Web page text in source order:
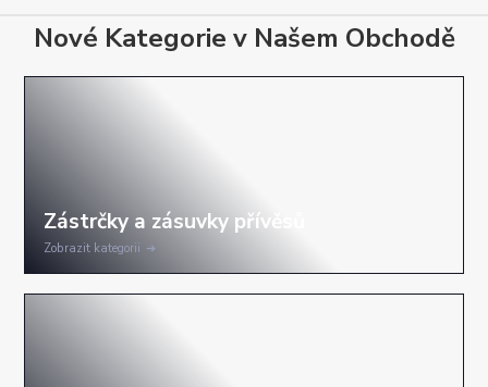
Nové Kategorie v Našem Obchodě
Zobrazit kategorii